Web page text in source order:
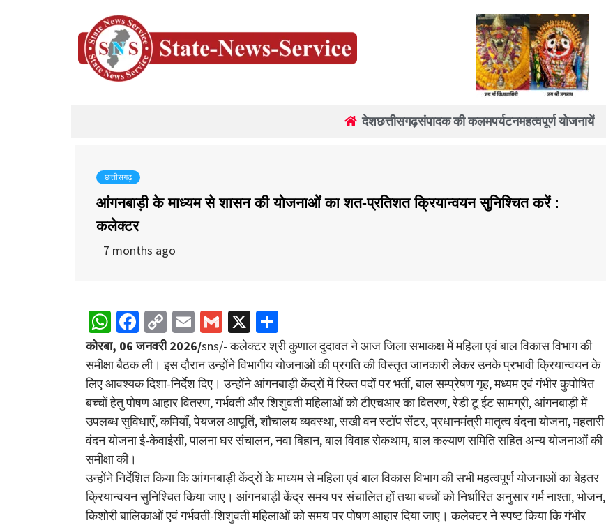
देशछत्तीसगढ़संपादक की कलमपर्यटनमहत्वपूर्ण योजनायें
छत्तीसगढ़
आंगनबाड़ी के माध्यम से शासन की योजनाओं का शत-प्रतिशत क्रियान्वयन सुनिश्चित करें :
कलेक्टर
7 months ago
WhatsApp
Facebook
Copy
Link
EmailGmail
X
कोरबा, 06 जनवरी 2026/sns/- कलेक्टर श्री कुणाल दुदावत ने आज जिला सभाकक्ष में महिला एवं बाल विकास विभाग की
समीक्षा बैठक ली। इस दौरान उन्होंने विभागीय योजनाओं की प्रगति की विस्तृत जानकारी लेकर उनके प्रभावी क्रियान्वयन के
लिए आवश्यक दिशा-निर्देश दिए। उन्होंने आंगनबाड़ी केंद्रों में रिक्त पदों पर भर्ती, बाल सम्प्रेषण गृह, मध्यम एवं गंभीर कुपोषित
बच्चों हेतु पोषण आहार वितरण, गर्भवती और शिशुवती महिलाओं को टीएचआर का वितरण, रेडी टू ईट सामग्री, आंगनबाड़ी में
उपलब्ध सुविधाएँ, कमियाँ, पेयजल आपूर्ति, शौचालय व्यवस्था, सखी वन स्टॉप सेंटर, प्रधानमंत्री मातृत्व वंदना योजना, महतारी
वंदन योजना ई-केवाईसी, पालना घर संचालन, नवा बिहान, बाल विवाह रोकथाम, बाल कल्याण समिति सहित अन्य योजनाओं की
समीक्षा की।
उन्होंने निर्देशित किया कि आंगनबाड़ी केंद्रों के माध्यम से महिला एवं बाल विकास विभाग की सभी महत्वपूर्ण योजनाओं का बेहतर
क्रियान्वयन सुनिश्चित किया जाए। आंगनबाड़ी केंद्र समय पर संचालित हों तथा बच्चों को निर्धारित अनुसार गर्म नाश्ता, भोजन,
किशोरी बालिकाओं एवं गर्भवती-शिशुवती महिलाओं को समय पर पोषण आहार दिया जाए। कलेक्टर ने स्पष्ट किया कि गंभीर